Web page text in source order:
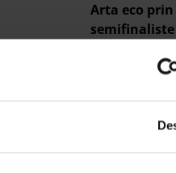
Arta eco
(1)
Design(3)